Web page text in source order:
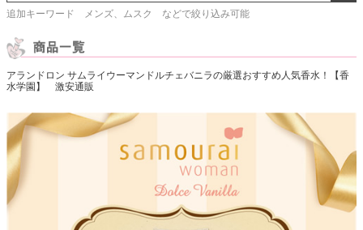
追加キーワード メンズ、ムスク などで絞り込み可能
アランドロン サムライウーマンドルチェバニラの厳選おすすめ人気香水！【香
水学園】 激安通販